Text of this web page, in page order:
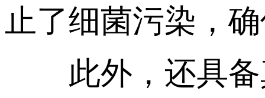
止了细菌污染，
此外，还具备